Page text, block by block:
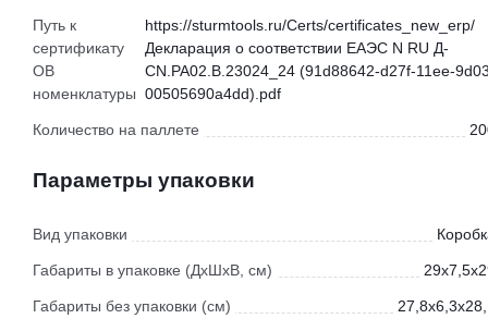
Путь к
сертификату
ОВ
номенклатуры
https://sturmtools.ru/Certs/certificates_new_erp/
Декларация о соответствии ЕАЭС N RU Д-
CN.РА02.В.23024_24 (91d88642-d27f-11ee-
00505690a4dd).pdf
Количество на паллете
Параметры упаковки
Вид упаковки
Габариты в упаковке (ДхШхВ, см)
Габариты без упаковки (см)